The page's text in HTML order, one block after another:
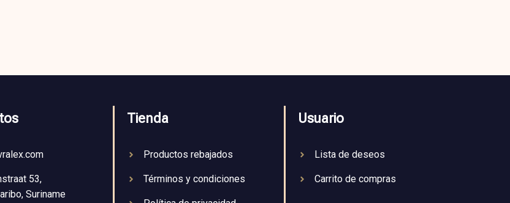
53,
Suriname
Tienda
Productos rebajados
Términos y condiciones
Usuario
Lista de deseos
Carrito de compras